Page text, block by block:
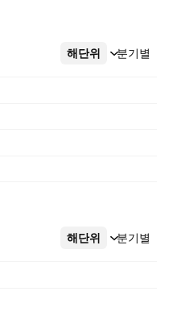
해단위 분기별
더보기
해단위 분기별
더보기